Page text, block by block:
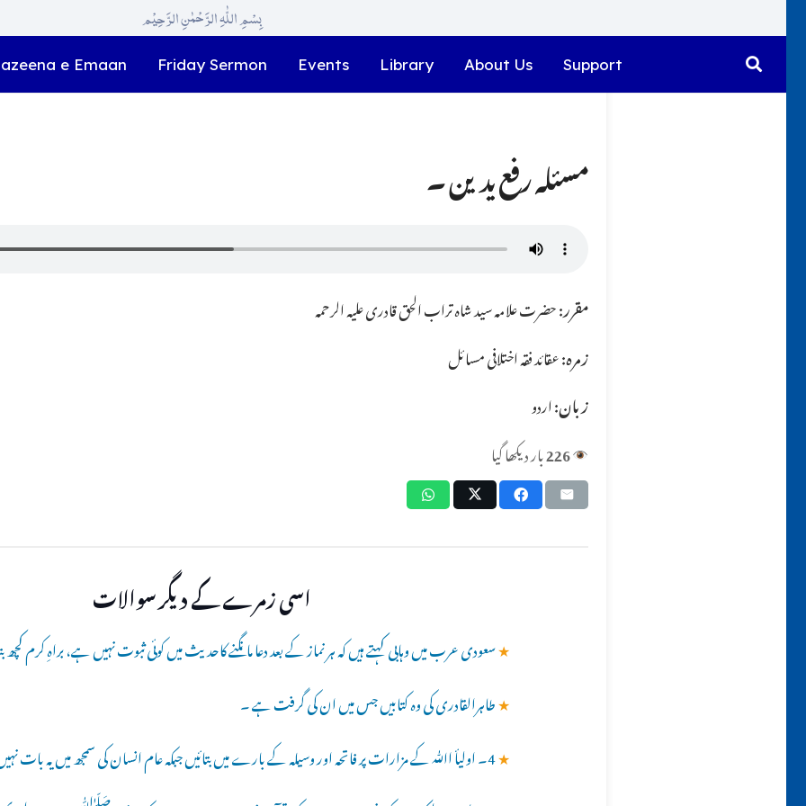
بِسْمِ اللّٰہِ الرَّحْمٰنِ الرَّحِیْم
e Emaan Friday Sermon Events Library About Us Support
مسئلہ رفع یدین ۔
مقرر:حضرت علامہ سید شاہ تراب الحق قادری علیہ الرحمہ
زمرہ:عقائد فقہ اختلافی مسائل
زبان:اردو
226بار دیکھا گیا
اسی زمرے کے دیگر سوالات
★سعودی عرب میں وہابی کہتے ہیں کہ ہر نماز کے بعد دعا مانگنے کاحدیث میں کوئی ثبوت نہیں ہے، براہِ کرم کچھ
★طاہرالقادری کی وہ کتابیں جس میں ان کی گرفت ہے ۔
★4۔ اولیأ اﷲ کے مزارات پر فاتحہ اور وسیلہ کے بارے میں بتائیں جبکہ عام انسان کی سمجھ میں یہ بات نہیں آتی۔